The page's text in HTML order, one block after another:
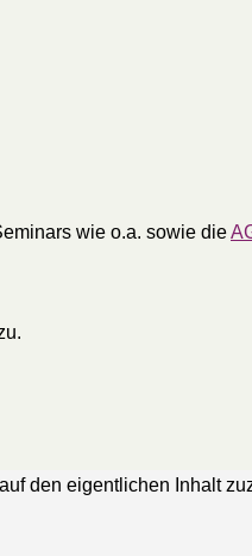
wie o.a. sowie die
den eigentlichen Inhalt